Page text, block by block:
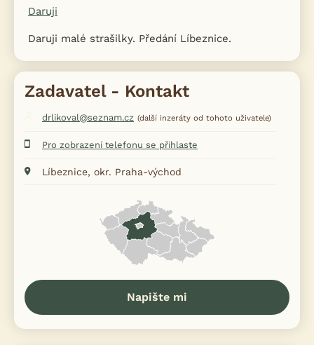
Daruji
Daruji malé strašilky. Předání Líbeznice.
Zadavatel - Kontakt
drlikoval@seznam.cz (další inzeráty od tohoto uživatele)
Pro zobrazení telefonu se přihlaste
Líbeznice, okr. Praha-východ
Napište mi